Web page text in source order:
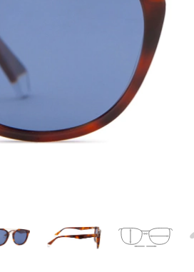
Glasbreite
Glasbreite